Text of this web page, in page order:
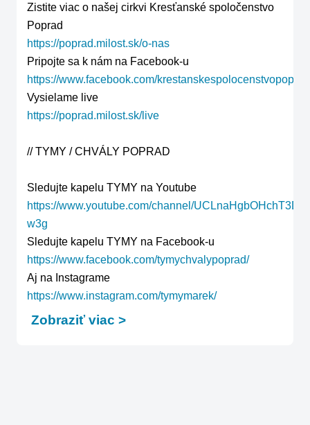
Zistite viac o našej cirkvi Kresťanské spoločenstvo
https://poprad.milost.sk/o-nas
https://www.facebook.com/
https://poprad.milost.sk/live
// TYMY / CHVÁLY POPRAD
https://www.youtube.com/channel/
w3g
https://www.facebook.com/tymychvalypoprad/
https://www.instagram.com/tymymarek/
Zobraziť viac